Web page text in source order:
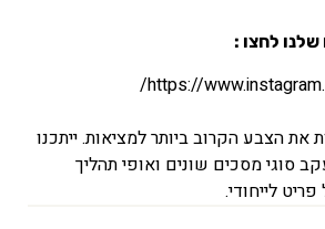
לחצו :
https://
את הצבע הקרוב ביותר למציאות. ייתכנו
סוגי מסכים שונים ואופי תהליך
לייחודי.